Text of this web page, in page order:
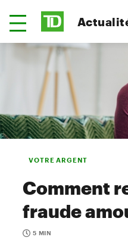
VOTRE ARGENT
Comment
fraude
5 MIN